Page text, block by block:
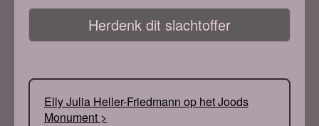
Herdenk dit slachtoffer
Elly Julia Heller-Friedmann op het Joods
Monument >